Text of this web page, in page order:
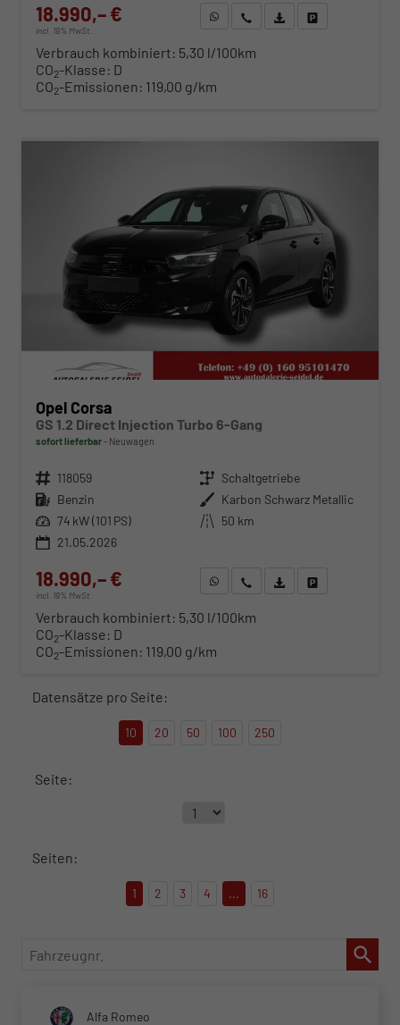
18.990,– €
incl. 19% MwSt.
WhatsApp anfragen
Wir rufen Sie anFahrzeugexposé (PDF)
Verbrauch kombiniert: 5,30 l/100km
CO2-Klasse: D
CO2-Emissionen: 119,00 g/km
Opel Corsa
GS 1.2 Direct Injection Turbo 6-Gang
sofort lieferbar Neuwagen
Fahrzeugnr. 118059 Getriebe Schaltgetriebe
Kraftstoff Benzin Außenfarbe Karbon Schwarz Metallic
Leistung 74 kW (101 PS) Kilometerstand 50 km
21.05.2026
18.990,– €
incl. 19% MwSt.
WhatsApp anfragen
Wir rufen Sie anFahrzeugexposé (PDF)
Verbrauch kombiniert: 5,30 l/100km
CO2-Klasse: D
CO2-Emissionen: 119,00 g/km
Datensätze pro Seite:
10 20 50 100 250
Seite:
Seiten:
1 2 3 4 ... 16
Fahrzeugnr.
Alfa Romeo